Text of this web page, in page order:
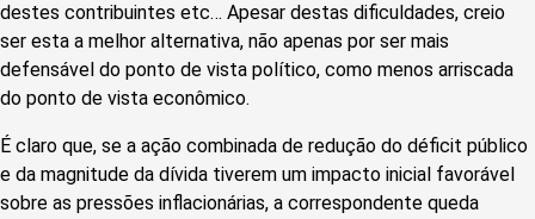
destes contribuintes etc… Apesar destas dificuldades, creio
ser esta a melhor alternativa, não apenas por ser mais
defensável do ponto de vista político, como menos arriscada
do ponto de vista econômico.
É claro que, se a ação combinada de redução do déficit público
e da magnitude da dívida tiverem um impacto inicial favorável
sobre as pressões inflacionárias, a correspondente queda